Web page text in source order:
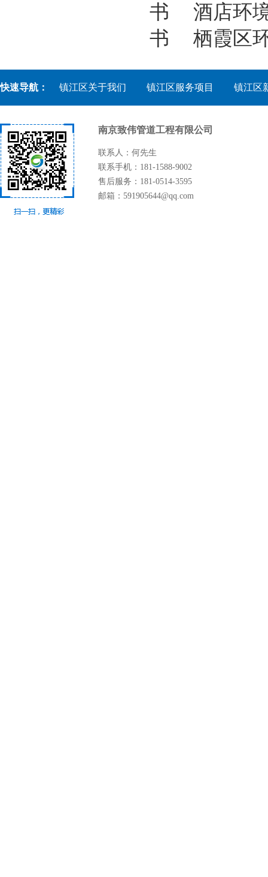
书
酒店环
书
栖霞区
快速导航： 镇江区关于我们 镇江区服务项目 镇江区
南京致伟管道工程有限公司
联系人：何先生
联系手机：181-1588-9002
售后服务：181-0514-3595
邮箱：591905644@qq.com